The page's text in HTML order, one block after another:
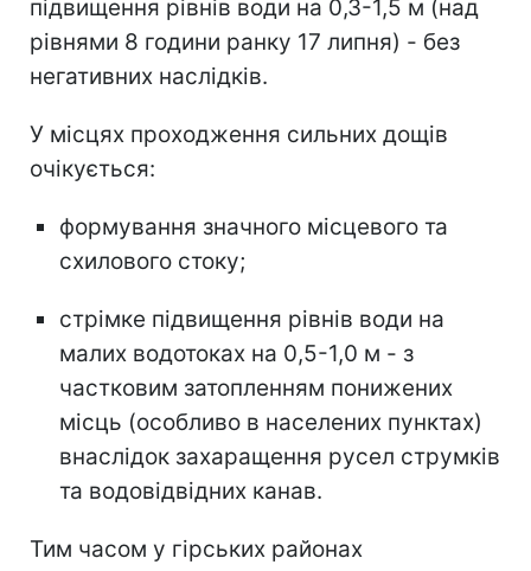
підвищення рівнів води на 0,3-1,5 м (над
рівнями 8 години ранку 17 липня) - без
негативних наслідків.
У місцях проходження сильних дощів
очікується:
формування значного місцевого та
схилового стоку;
стрімке підвищення рівнів води на
малих водотоках на 0,5-1,0 м - з
частковим затопленням понижених
місць (особливо в населених пунктах)
внаслідок захаращення русел струмків
та водовідвідних канав.
Тим часом у гірських районах